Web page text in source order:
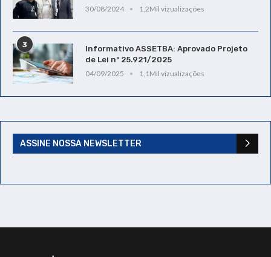
30/08/2024
1,2Mil vizualizações
3
Informativo ASSETBA: Aprovado Projeto
de Lei nº 25.921/2025
04/09/2025
1,1Mil vizualizações
ASSINE NOSSA NEWSLETTER